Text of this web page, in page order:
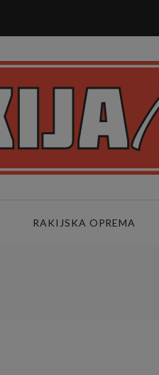
RAKIJSKA OPREMA